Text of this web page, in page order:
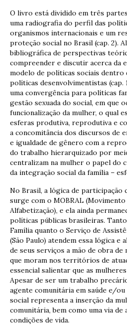
O livro está dividido em três
uma radiografia do perfil das
organismos internacionais e um
proteção social no Brasil (cap. 2).
bibliográfica de perspectivas
compreender e discutir acerca da
modelo de políticas sociais dentro
políticas desenvolvimentistas (cap.
uma convergência para políticas
gestão sexuada do social, em que
funcionalização da mulher, o qual
esferas produtiva, reprodutiva e
a concomitância dos discursos de
e igualdade de gênero com a
do trabalho hierarquizado por
centralizam na mulher o papel do
da integração social da família –
No Brasil, a lógica de participação
surge com o MOBRAL
Alfabetização), e ela ainda
políticas públicas brasileiras.
Família quanto o Serviço de
(São Paulo) atendem essa lógica e
de seus serviços a mão de obra de
que moram nos territórios de
essencial salientar que as
Apesar de ser um trabalho
agente comunitária em saúde e/
social representa a inserção da
comunitária, bem como uma via de
condições de vida.